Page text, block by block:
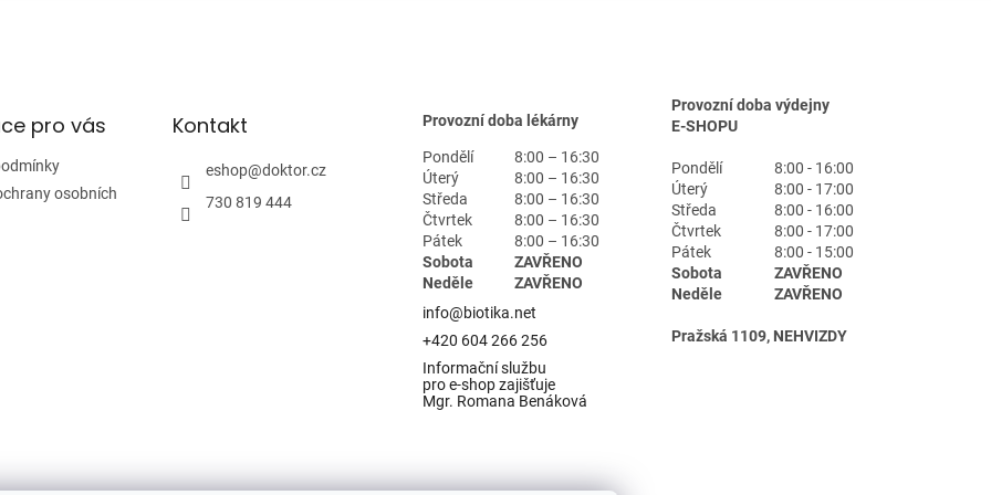
pro vás
osobních
Kontakt
eshop@doktor.cz
730 819 444
Provozní doba lékárny
Pondělí
8:00 – 16:30
Úterý
8:00 – 16:30
Středa
8:00 – 16:30
Čtvrtek
8:00 – 16:30
Pátek
8:00 – 16:30
Sobota
ZAVŘENO
Neděle
ZAVŘENO
info@biotika.net
+420 604 266 256
Informační službu
pro e-shop zajišťuje
Mgr. Romana Benáková
Provozní doba výdejny
E-SHOPU
Pondělí
8:00 - 16:00
Úterý
8:00 - 17:00
Středa
8:00 - 16:00
Čtvrtek
8:00 - 17:00
Pátek
8:00 - 15:00
Sobota
ZAVŘENO
Neděle
ZAVŘENO
Pražská 1109, NEHVIZDY